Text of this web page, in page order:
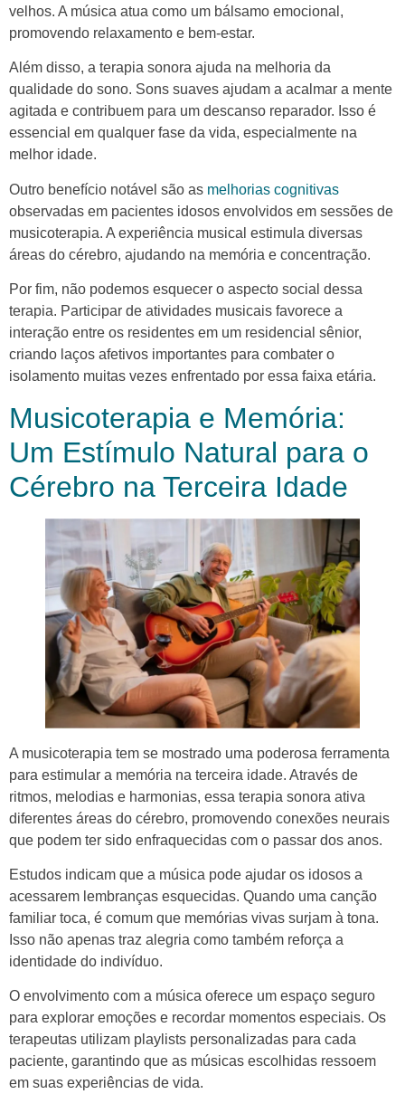
velhos. A música atua como um bálsamo emocional,
promovendo relaxamento e bem-estar.
Além disso, a terapia sonora ajuda na melhoria da
qualidade do sono. Sons suaves ajudam a acalmar a mente
agitada e contribuem para um descanso reparador. Isso é
essencial em qualquer fase da vida, especialmente na
melhor idade.
Outro benefício notável são as melhorias cognitivas
observadas em pacientes idosos envolvidos em sessões de
musicoterapia. A experiência musical estimula diversas
áreas do cérebro, ajudando na memória e concentração.
Por fim, não podemos esquecer o aspecto social dessa
terapia. Participar de atividades musicais favorece a
interação entre os residentes em um residencial sênior,
criando laços afetivos importantes para combater o
isolamento muitas vezes enfrentado por essa faixa etária.
Musicoterapia e Memória:
Um Estímulo Natural para o
Cérebro na Terceira Idade
A musicoterapia tem se mostrado uma poderosa ferramenta
para estimular a memória na terceira idade. Através de
ritmos, melodias e harmonias, essa terapia sonora ativa
diferentes áreas do cérebro, promovendo conexões neurais
que podem ter sido enfraquecidas com o passar dos anos.
Estudos indicam que a música pode ajudar os idosos a
acessarem lembranças esquecidas. Quando uma canção
familiar toca, é comum que memórias vivas surjam à tona.
Isso não apenas traz alegria como também reforça a
identidade do indivíduo.
O envolvimento com a música oferece um espaço seguro
para explorar emoções e recordar momentos especiais. Os
terapeutas utilizam playlists personalizadas para cada
paciente, garantindo que as músicas escolhidas ressoem
em suas experiências de vida.